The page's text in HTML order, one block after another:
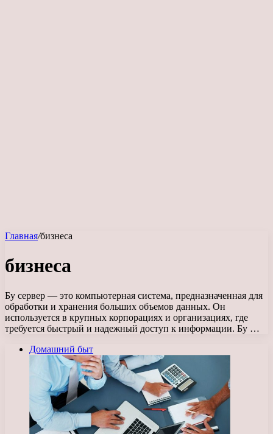
Главная/бизнеса
бизнеса
Бу сервер — это компьютерная система, предназначенная для
обработки и хранения больших объемов данных. Он
используется в крупных корпорациях и организациях, где
требуется быстрый и надежный доступ к информации. Бу …
Домашний быт